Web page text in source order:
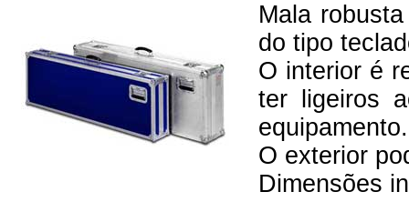
Mala
do tipo
O interior é
ter ligeiros
equipamento.
O exterior
Dimensões